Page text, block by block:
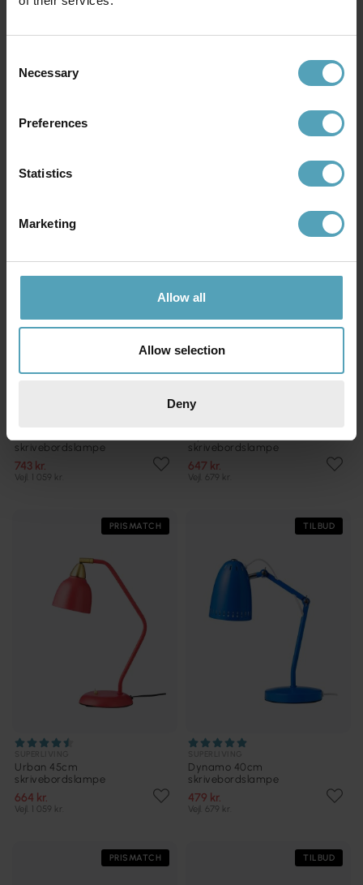
Selection
Necessary
Preferences
Statistics
Marketing
Allow all
Allow selection
Deny
skrivebordslampe
skrivebordslampe
743 kr.
Vejl. 1 059 kr.
skrivebordslampe
647 kr.
Vejl. 679 kr.
PRISMATCH
Urban 45cm
skrivebordslampe
664 kr.
Vejl. 1 059 kr.
TILBUD
Dynamo 40cm
skrivebordslampe
479 kr.
Vejl. 679 kr.
PRISMATCH TILBUD